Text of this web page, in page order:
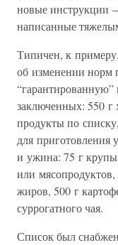
новые инструкции
написанные
Типичен, к
об изменении норм
заключенных: 550 г
продукты по
для приготовления
и ужина: 75 г
или
жиров, 500 г
суррогатного чая.
Список был